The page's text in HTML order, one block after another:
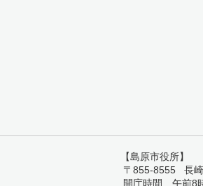
【島原市役所】
〒855-8555 長
開庁時間 午前8